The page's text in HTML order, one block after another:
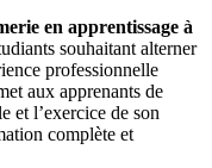
en apprentissage à
souhaitant alterner
professionnelle
aux apprenants de
et l’exercice de son
complète et